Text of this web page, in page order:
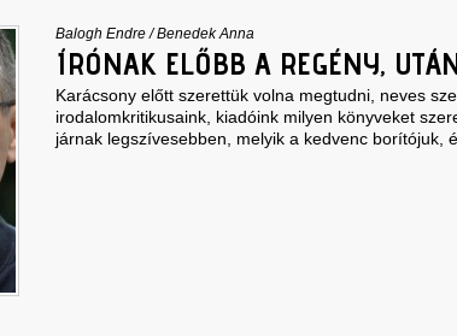
Balogh Endre/Benedek Anna
ÍRÓNAK ELŐBB A REGÉNY,
Karácsony előtt szerettük volna megtudni, neves
irodalomkritikusaink, kiadóink milyen könyveket
járnak legszívesebben, melyik a kedvenc borítójuk,